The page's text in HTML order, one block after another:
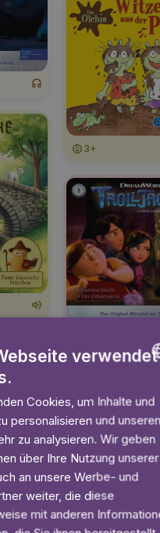
3+
3+
verwendet
Cookies, um Inhalte und
personalisieren und unseren
zu analysieren. Wir geben
über Ihre Nutzung unserer
an unsere Werbe- und
weiter, die diese
mit anderen